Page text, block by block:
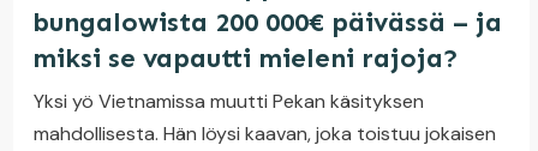
bungalowista 200 000€ päivässä – ja
miksi se vapautti mieleni rajoja?
Yksi yö Vietnamissa muutti Pekan käsityksen
mahdollisesta. Hän löysi kaavan, joka toistuu jokaisen